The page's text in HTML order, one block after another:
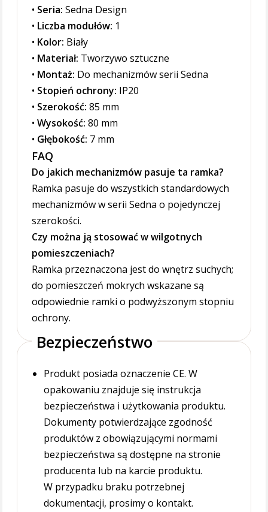
• Seria: Sedna Design
• Liczba modułów: 1
• Kolor: Biały
• Materiał: Tworzywo sztuczne
• Montaż: Do mechanizmów serii Sedna
• Stopień ochrony: IP20
• Szerokość: 85 mm
•Wysokość: 80 mm
• Głębokość: 7 mm
FAQ
Do jakich mechanizmów pasuje ta ramka?
Ramka pasuje do wszystkich standardowych
mechanizmów w serii Sedna o pojedynczej
szerokości.
Czy można ją stosować w wilgotnych
pomieszczeniach?
Ramka przeznaczona jest do wnętrz suchych;
do pomieszczeń mokrych wskazane są
odpowiednie ramki o podwyższonym stopniu
ochrony.
Bezpieczeństwo
Produkt posiada oznaczenie CE. W
opakowaniu znajduje się instrukcja
bezpieczeństwa i użytkowania produktu.
Dokumenty potwierdzające zgodność
produktów z obowiązującymi normami
bezpieczeństwa są dostępne na stronie
producenta lub na karcie produktu.
W przypadku braku potrzebnej
dokumentacji, prosimy o kontakt.